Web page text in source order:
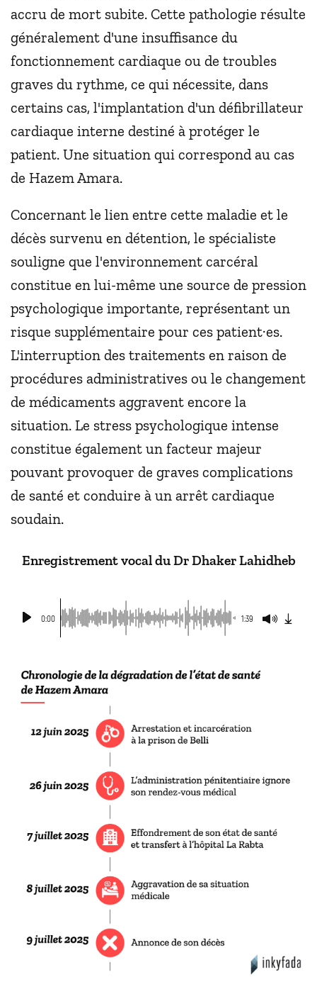
accru de mort subite. Cette pathologie résulte
généralement d'une insuffisance du
fonctionnement cardiaque ou de troubles
graves du rythme, ce qui nécessite, dans
certains cas, l'implantation d'un défibrillateur
cardiaque interne destiné à protéger le
patient. Une situation qui correspond au cas
de Hazem Amara.
Concernant le lien entre cette maladie et le
décès survenu en détention, le spécialiste
souligne que l'environnement carcéral
constitue en lui-même une source de pression
psychologique importante, représentant un
risque supplémentaire pour ces patient·es.
L'interruption des traitements en raison de
procédures administratives ou le changement
de médicaments aggravent encore la
situation. Le stress psychologique intense
constitue également un facteur majeur
pouvant provoquer de graves complications
de santé et conduire à un arrêt cardiaque
soudain.
Enregistrement vocal du Dr Dhaker Lahidheb
0:00 1:39